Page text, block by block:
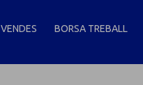
VENDES BORSA TREBALL